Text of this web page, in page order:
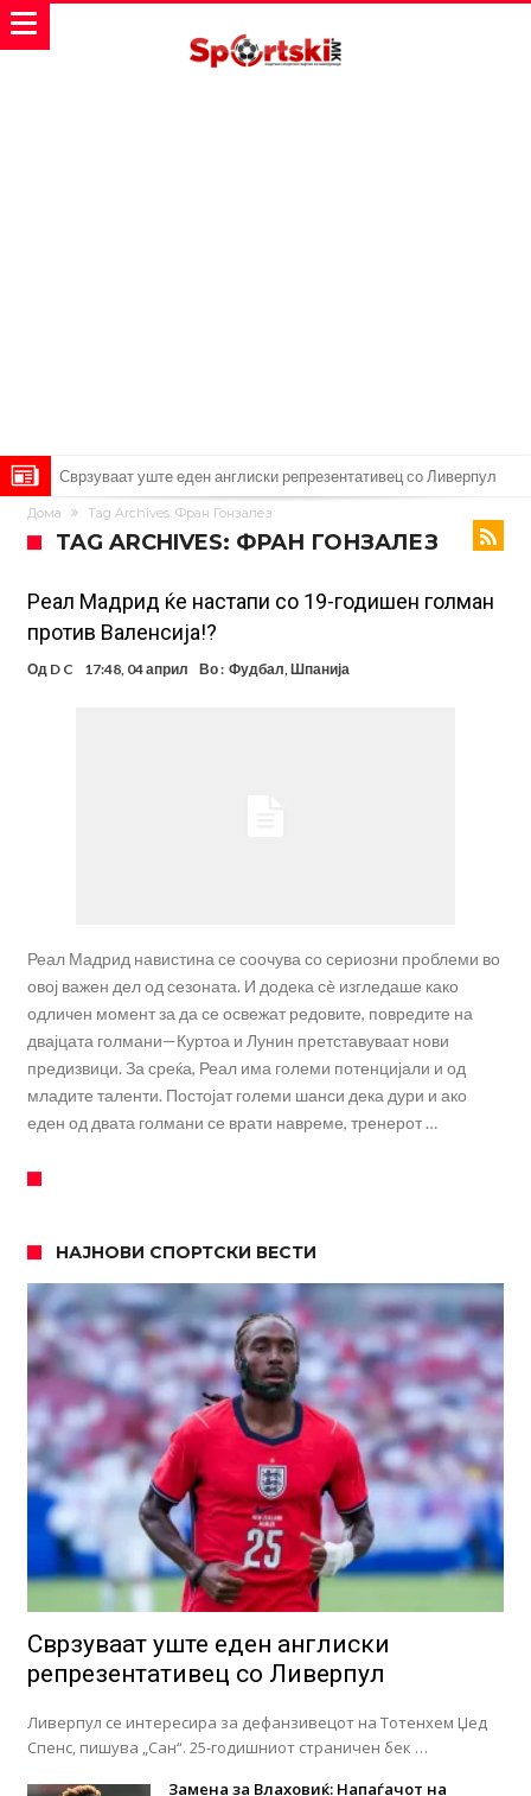
Сврзуваат уште еден англиски репрезентативец со Ливерпул
Замена за Влаховиќ: Напаѓачот на Манчестер доаѓа во Јувентус!
УЕФА повторно се заканува со бојкот на турнирите на ФИФА
поради Инфантино
Мурињо бесен поради одлуката на Реал: Протекоа детали од
разговорот што го потресе Мадрид!
Трансфер бомба во најва – Ливерпул сака да се засили од Реал
Мадрид!
Карагер ги изненади сите со својата прогноза: “Тие ќе ја освојат
Дома Tag Archives: Фран Гонзалез
TAG ARCHIVES: ФРАН ГОНЗАЛЕЗ
Реал Мадрид ќе настапи со 19-годишен голман
против Валенсија!?
Од D C 17:48, 04 април Во : Фудбал Шпанија
Реал Мадрид навистина се соочува со сериозни проблеми во
овој важен дел од сезоната. И додека сè изгледаше како
одличен момент за да се освежат редовите, повредите на
двајцата голмани—Куртоа и Лунин претставуваат нови
предизвици. За среќа, Реал има големи потенцијали и од
младите таленти. Постојат големи шанси дека дури и ако
еден од двата голмани се врати навреме, тренерот …
НАЈНОВИ СПОРТСКИ ВЕСТИ
Сврзуваат уште еден англиски
репрезентативец со Ливерпул
Ливерпул се интересира за дефанзивецот на Тотенхем Џед
Спенс, пишува „Сан“. 25-годишниот страничен бек …
Замена за Влаховиќ: Напаѓачот на